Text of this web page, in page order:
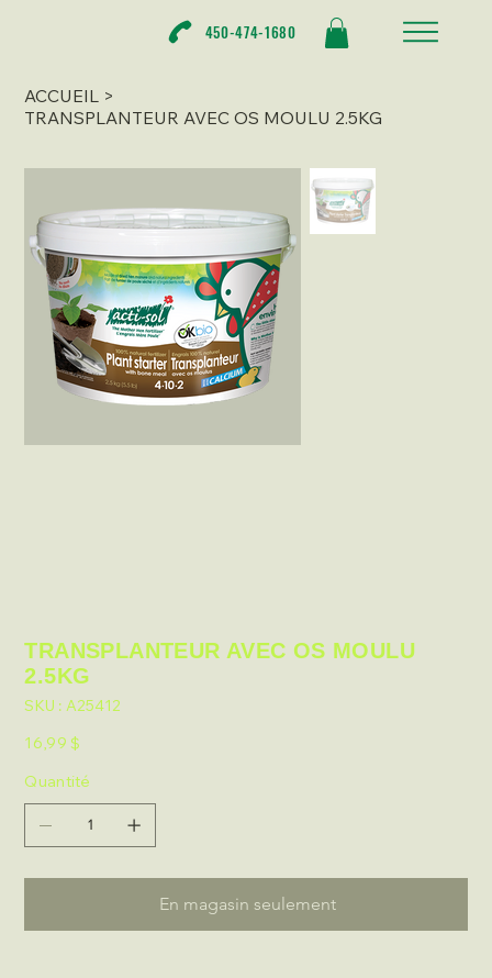
450-474-1680
ACCUEIL >
TRANSPLANTEUR AVEC OS MOULU 2.5KG
TRANSPLANTEUR AVEC OS MOULU
2.5KG
SKU : SKU
A25412
A25412
Prix
16,99 $
Quantité
En magasin seulement